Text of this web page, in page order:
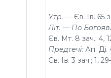
Утр. — Єв. Ів. 65
Літ. — По
Єв. Мт. 8 зач.; 4,
Предтечі:Ап. Ді.
Єв. Ів. 3 зач.; 1,